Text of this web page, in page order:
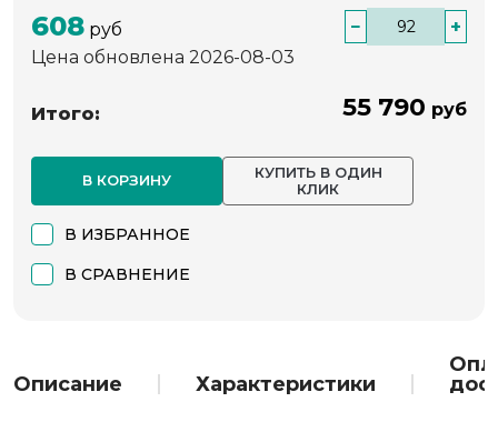
608 руб −
+
Цена обновлена 2026-08-03
Итого: 55 790 руб
В КОРЗИНУ
КУПИТЬ В ОДИН
КЛИК
В ИЗБРАННОЕ
В СРАВНЕНИЕ
Описание Характеристики